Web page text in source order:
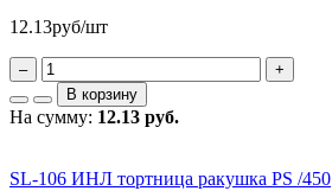
12.13руб/шт
–
+
В корзину
На сумму: 12.13 руб.
SL-106 ИНЛ тортница ракушка PS /450